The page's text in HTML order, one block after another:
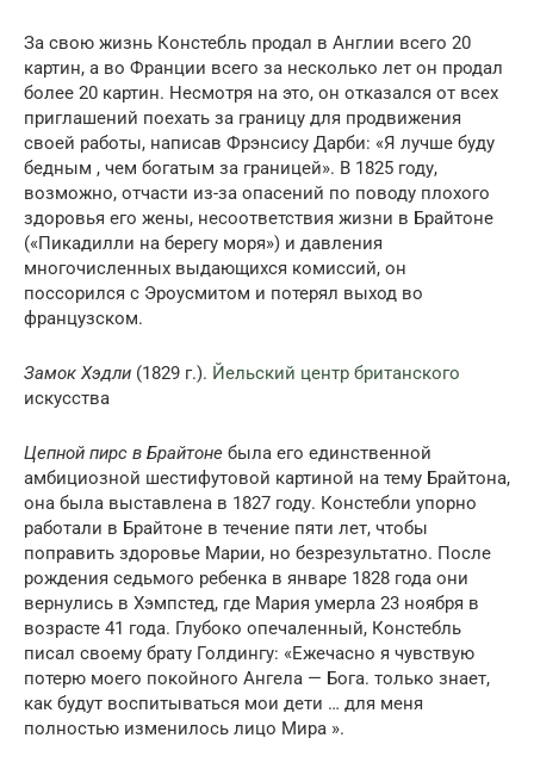
За свою жизнь Констебль продал в Англии всего 20
картин, а во Франции всего за несколько лет он продал
более 20 картин. Несмотря на это, он отказался от всех
приглашений поехать за границу для продвижения
своей работы, написав Фрэнсису Дарби: «Я лучше буду
бедным , чем богатым за границей». В 1825 году,
возможно, отчасти из-за опасений по поводу плохого
здоровья его жены, несоответствия жизни в Брайтоне
(«Пикадилли на берегу моря») и давления
многочисленных выдающихся комиссий, он
поссорился с Эроусмитом и потерял выход во
французском.
Замок Хэдли (1829 г.). Йельский центр британского
искусства
Цепной пирс в Брайтоне была его единственной
амбициозной шестифутовой картиной на тему Брайтона,
она была выставлена ​​в 1827 году. Констебли упорно
работали в Брайтоне в течение пяти лет, чтобы
поправить здоровье Марии, но безрезультатно. После
рождения седьмого ребенка в январе 1828 года они
вернулись в Хэмпстед, где Мария умерла 23 ноября в
возрасте 41 года. Глубоко опечаленный, Констебль
писал своему брату Голдингу: «Ежечасно я чувствую
потерю моего покойного Ангела — Бога. только знает,
как будут воспитываться мои дети … для меня
полностью изменилось лицо Мира ».